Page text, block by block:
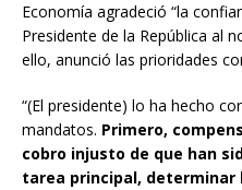
Economía agradeció “la
Presidente de la República al
ello, anunció las prioridades
“(El presidente) lo ha hecho
mandatos. Primero,
cobro injusto de que han
tarea principal,